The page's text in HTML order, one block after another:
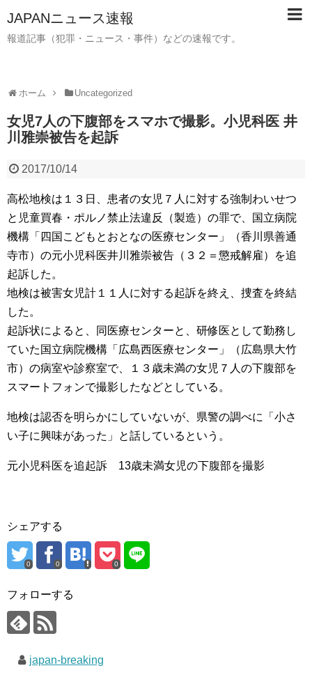
JAPANニュース速報
報道記事（犯罪・ニュース・事件）などの速報です。
ホーム Uncategorized
女児7人の下腹部をスマホで撮影。小児科医 井
川雅崇被告を起訴
2017/10/14
高松地検は１３日、患者の女児７人に対する強制わいせつ
と児童買春・ポルノ禁止法違反（製造）の罪で、国立病院
機構「四国こどもとおとなの医療センター」（香川県善通
寺市）の元小児科医井川雅崇被告（３２＝懲戒解雇）を追
起訴した。
地検は被害女児計１１人に対する起訴を終え、捜査を終結
した。
起訴状によると、同医療センターと、研修医として勤務し
ていた国立病院機構「広島西医療センター」（広島県大竹
市）の病室や診察室で、１３歳未満の女児７人の下腹部を
スマートフォンで撮影したなどとしている。
地検は認否を明らかにしていないが、県警の調べに「小さ
い子に興味があった」と話しているという。
元小児科医を追起訴 13歳未満女児の下腹部を撮影
シェアする
0 0 0
フォローする
japan-breaking